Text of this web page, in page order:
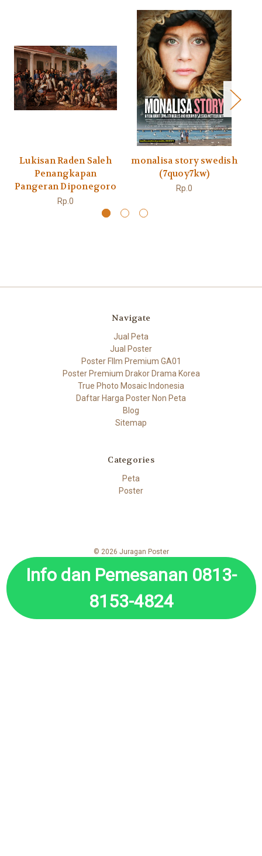
Lukisan Raden Saleh
Penangkapan
Pangeran Diponegoro
Rp.0
monalisa story swedish
(7quoy7kw)
Rp.0
Navigate
Jual Peta
Jual Poster
Poster FIlm Premium GA01
Poster Premium Drakor Drama Korea
True Photo Mosaic Indonesia
Daftar Harga Poster Non Peta
Blog
Sitemap
Categories
Peta
Poster
© 2026 Juragan Poster
Info dan Pemesanan 0813-
8153-4824